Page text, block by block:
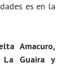
es en la
Amacuro,
La Guaira y